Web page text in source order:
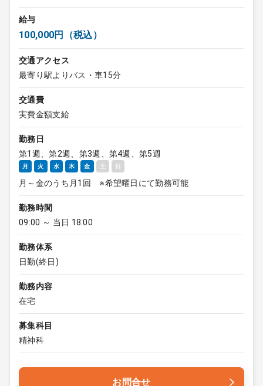
給与
100,000円（税込）
交通アクセス
最寄り駅よりバス・車15分
交通費
実費金額支給
勤務日
第1週、第2週、第3週、第4週、第5週
月 火 水 木 金 土 日
月～金のうち月1回 ※希望曜日にて勤務可能
勤務時間
09:00 ～ 当日 18:00
勤務体系
日勤(終日)
勤務内容
在宅
募集科目
精神科
お問合せ